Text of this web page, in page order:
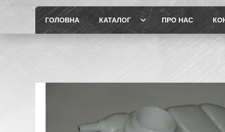
ГОЛОВНА КАТАЛОГ ПРО НАС